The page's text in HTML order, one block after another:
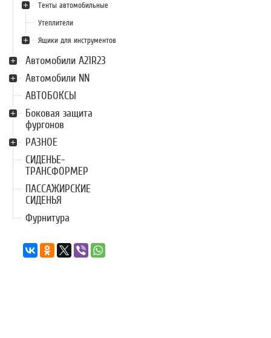
Тенты автомобильные
Утеплители
Ящики для инструментов
Автомобили А21R23
Автомобили NN
АВТОБОКСЫ
Боковая защита
фургонов
РАЗНОЕ
СИДЕНЬЕ-
ТРАНСФОРМЕР
ПАССАЖИРСКИЕ
СИДЕНЬЯ
Фурнитура